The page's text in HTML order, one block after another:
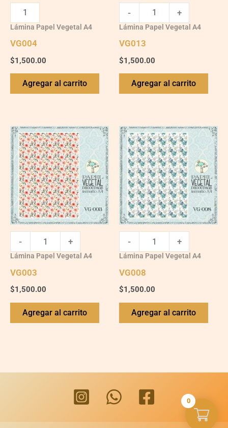
Lámina Papel Vegetal A4
VG004
$1,500.00
Agregar al carrito
- +
Lámina Papel Vegetal A4
VG013
$1,500.00
Agregar al carrito
VG003
quantity
- +
Lámina Papel Vegetal A4
VG003
$1,500.00
Agregar al carrito
VG008
quantity
- +
Lámina Papel Vegetal A4
VG008
$1,500.00
Agregar al carrito
0